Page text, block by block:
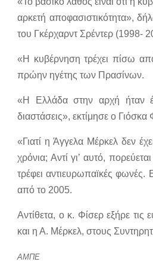
αρκετή αποφασιστικότητα»,
του Γκέρχαρντ Σρέντερ (1998-
«Η κυβέρνηση τρέχει πίσω από
πρώην ηγέτης των Πρασίνων.
«Η Ελλάδα στην αρχή ήταν
διαστάσεις», εκτίμησε ο Γιόσκα
«Γιατί η Άγγελα Μέρκελ δεν
χρόνια; Αντί γι’ αυτό,
τρέφει αντιευρωπαϊκές φωνές.
από το 2005.
Αντίθετα, ο κ. Φίσερ εξήρε
και η Α. Μέρκελ, στους
ΑΜΠΕ